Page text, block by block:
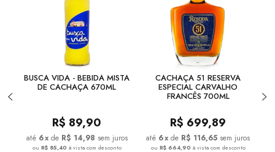
BUSCA VIDA - BEBIDA MISTA
DE CACHAÇA 670ML
R$ 89,90
6x de R$ 14,98 sem juros
ou R$ 85,40 à vista com desconto
CACHAÇA 51 RESERVA
ESPECIAL CARVALHO
FRANCÊS 700ML
R$ 699,89
6x de R$ 116,65 sem juros
ou R$ 664,90 à vista com desconto